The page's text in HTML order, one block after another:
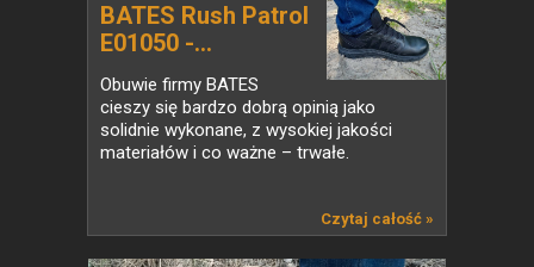
BATES Rush Patrol
E01050 -...
Obuwie firmy BATES
cieszy się bardzo dobrą opinią jako
solidnie wykonane, z wysokiej jakości
materiałów i co ważne – trwałe.
Czytaj całość »